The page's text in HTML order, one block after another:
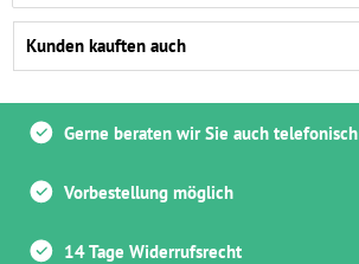
Kunden kauften auch
Gerne beraten wir Sie auch telefonisch
Vorbestellung möglich
14 Tage Widerrufsrecht